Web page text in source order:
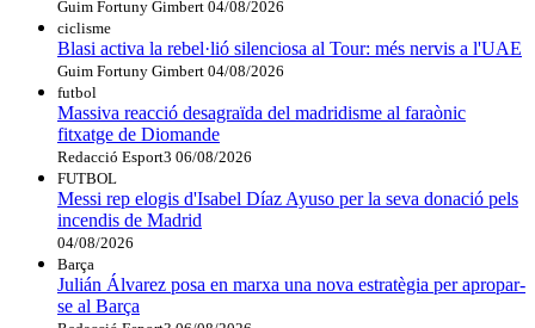
Guim Fortuny Gimbert 04/08/2026
ciclisme
Blasi activa la rebel·lió silenciosa al Tour: més nervis a l'UAE
Guim Fortuny Gimbert 04/08/2026
futbol
Massiva reacció desagraïda del madridisme al faraònic
fitxatge de Diomande
Redacció Esport3 06/08/2026
FUTBOL
Messi rep elogis d'Isabel Díaz Ayuso per la seva donació pels
incendis de Madrid
04/08/2026
Barça
Julián Álvarez posa en marxa una nova estratègia per apropar-
se al Barça